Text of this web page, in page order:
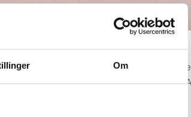
Om
H5 er spækket med den nyeste
mellem opladningerne og B&O
de er robuste.